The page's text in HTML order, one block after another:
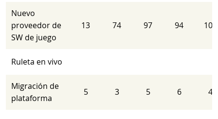
Nuevo
proveedor de
SW de juego
13 74 97 94 101
Ruleta en vivo
Migración de
plataforma
5 3 5 6 4